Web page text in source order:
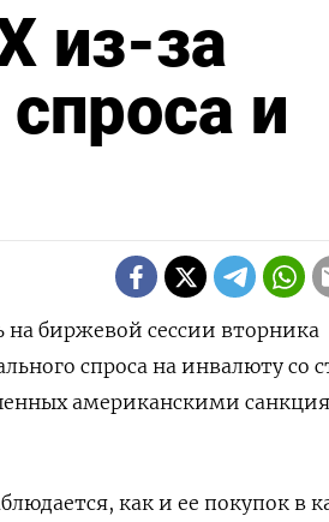
из-за
и
биржевой сессии вторника
спроса на инвалюту со
американскими
как и ее покупок в